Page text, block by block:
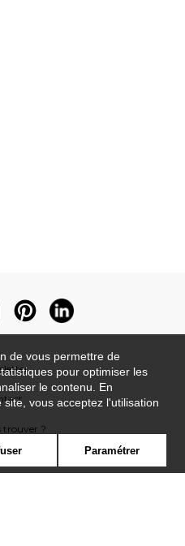
trouver ?
de vous permettre de
pour optimiser les
le contenu. En
vous acceptez l'utilisation
Paramétrer